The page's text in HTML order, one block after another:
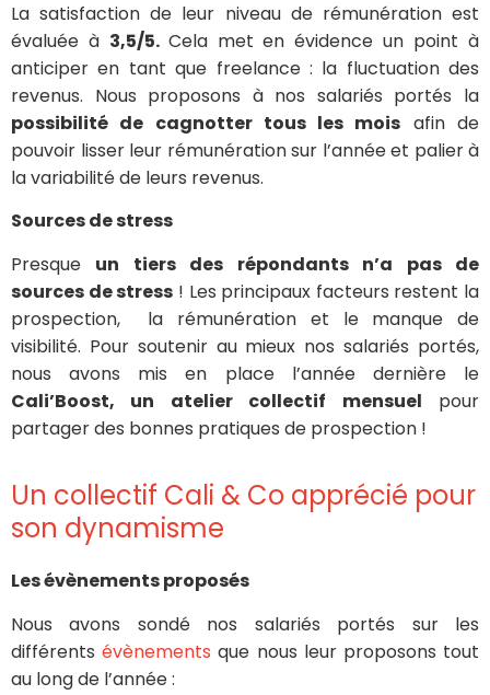
La satisfaction de leur niveau de rémunération est
évaluée à 3,5/5. Cela met en évidence un point à
anticiper en tant que freelance : la fluctuation des
revenus. Nous proposons à nos salariés portés la
possibilité de cagnotter tous les mois afin de
pouvoir lisser leur rémunération sur l’année et palier à
la variabilité de leurs revenus.
Sources de stress
Presque un tiers des répondants n’a pas de
sources de stress ! Les principaux facteurs restent la
prospection, la rémunération et le manque de
visibilité. Pour soutenir au mieux nos salariés portés,
nous avons mis en place l’année dernière le
Cali’Boost, un atelier collectif mensuel pour
partager des bonnes pratiques de prospection !
Un collectif Cali & Co apprécié pour
son dynamisme
Les évènements proposés
Nous avons sondé nos salariés portés sur les
différentsévènements que nous leur proposons tout
au long de l’année :